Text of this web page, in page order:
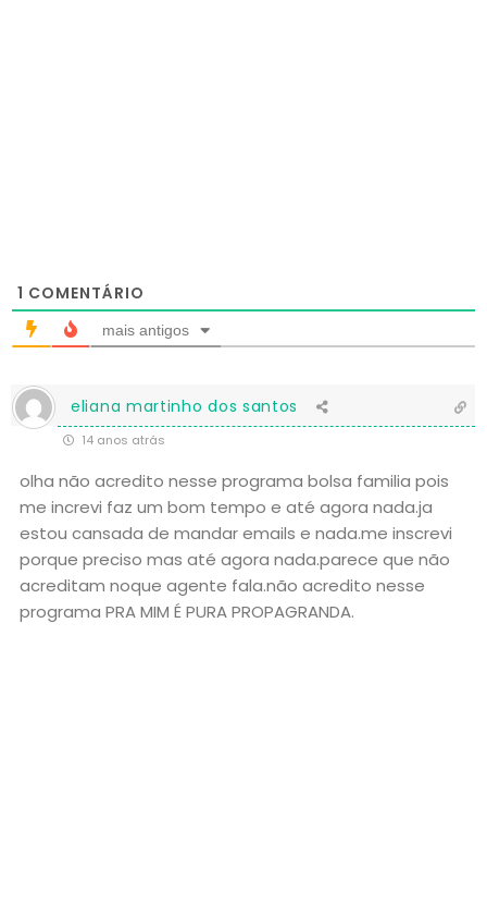
1 COMENTÁRIO
mais antigos
eliana martinho dos santos
14 anos atrás
olha não acredito nesse programa bolsa familia pois
me increvi faz um bom tempo e até agora nada.ja
estou cansada de mandar emails e nada.me inscrevi
porque preciso mas até agora nada.parece que não
acreditam noque agente fala.não acredito nesse
programa PRA MIM É PURA PROPAGRANDA.